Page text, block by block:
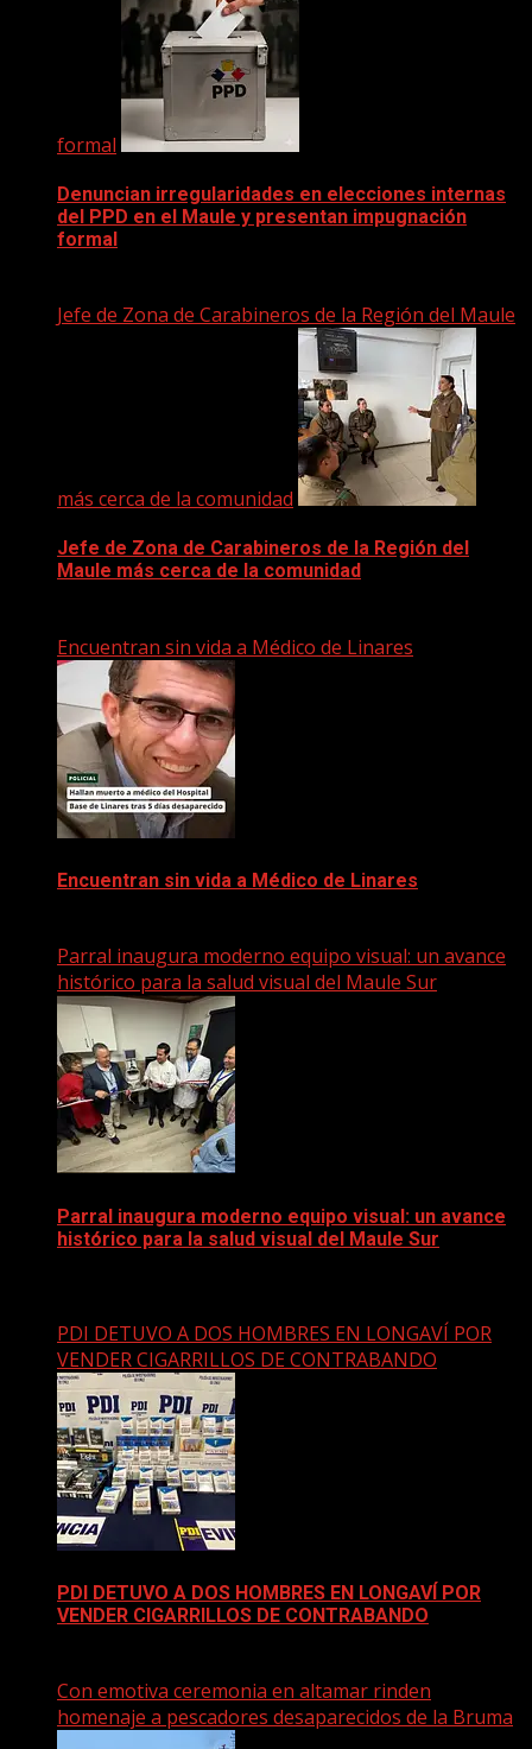
formal
Denuncian irregularidades en elecciones internas
del PPD en el Maule y presentan impugnación
formal
Jefe de Zona de Carabineros de la Región del Maule
más cerca de la comunidad
Jefe de Zona de Carabineros de la Región del
Maule más cerca de la comunidad
Encuentran sin vida a Médico de Linares
Encuentran sin vida a Médico de Linares
Parral inaugura moderno equipo visual: un avance
histórico para la salud visual del Maule Sur
Parral inaugura moderno equipo visual: un avance
histórico para la salud visual del Maule Sur
PDI DETUVO A DOS HOMBRES EN LONGAVÍ POR
VENDER CIGARRILLOS DE CONTRABANDO
PDI DETUVO A DOS HOMBRES EN LONGAVÍ POR
VENDER CIGARRILLOS DE CONTRABANDO
Con emotiva ceremonia en altamar rinden
homenaje a pescadores desaparecidos de la Bruma